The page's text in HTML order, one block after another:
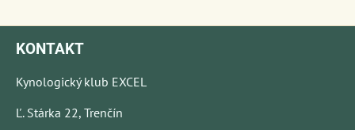
KONTAKT
Kynologický klub EXCEL
Ľ. Stárka 22, Trenčín